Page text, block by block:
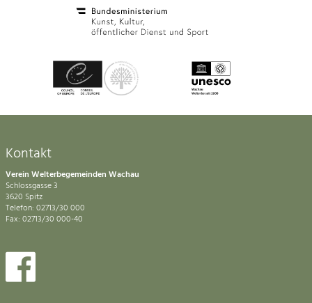
Kontakt
Verein Welterbegemeinden Wachau
Schlossgasse 3
3620 Spitz
Telefon: 02713/30 000
Fax: 02713/30 000-40